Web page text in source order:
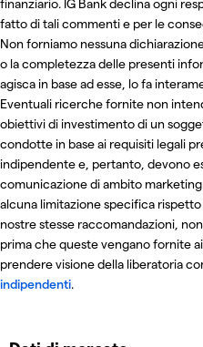
finanziario. IG Bank declina ogni
fatto di tali commenti e per le
Non forniamo nessuna
o la completezza delle presenti
agisca in base ad esse, lo fa
Eventuali ricerche fornite non
obiettivi di investimento di un
condotte in base ai requisiti legali
indipendente e, pertanto, devono
comunicazione di ambito
alcuna limitazione specifica
nostre stesse raccomandazioni,
prima che queste vengano fornite
prendere visione della liberatoria
indipendenti.